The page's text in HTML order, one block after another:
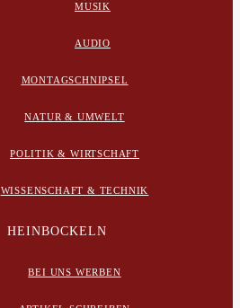
MUSIK
AUDIO
MONTAGSCHNIPSEL
NATUR & UMWELT
POLITIK & WIRTSCHAFT
WISSENSCHAFT & TECHNIK
HEINBOCKELN
BEI UNS WERBEN